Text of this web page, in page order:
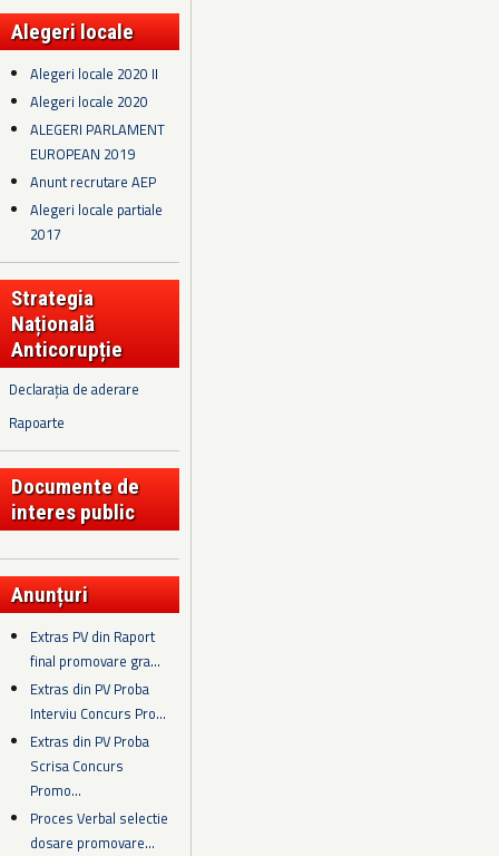
Alegeri locale
Alegeri locale 2020 II
Alegeri locale 2020
ALEGERI PARLAMENT
EUROPEAN 2019
Anunt recrutare AEP
Alegeri locale partiale
2017
Strategia
Națională
Anticorupție
Declarația de aderare
Rapoarte
Documente de
interes public
Anunțuri
Extras PV din Raport
final promovare gra...
Extras din PV Proba
Interviu Concurs Pro...
Extras din PV Proba
Scrisa Concurs
Promo...
Proces Verbal selectie
dosare promovare...